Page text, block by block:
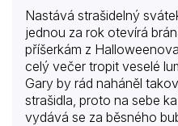
Nastává strašidelný
jednou za rok otevírá
příšerkám z
celý večer tropit veselé
Gary by rád naháněl
strašidla, proto na sebe
vydává se za běsného